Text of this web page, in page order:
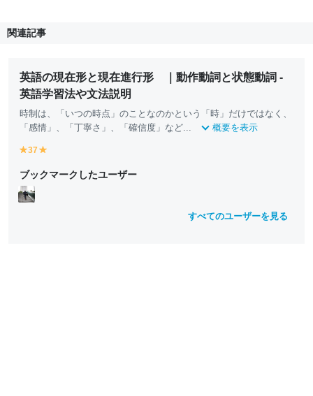
関連記事
英語の現在形と現在進行形 ｜動作動詞と状態動詞 -
英語学習法や文法説明
時制は、「いつの時点」のことなのかという「時」だけではなく、
「感情」、「丁寧さ」、「確信度」など...
概要を表示
y
ll
o
w
37
ll
ブックマークしたユーザー
すべてのユーザーを見る